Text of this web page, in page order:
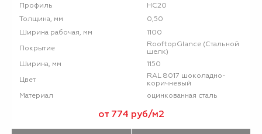
Профиль
НС20
Толщина, мм
0,50
Ширина рабочая, мм
1100
Покрытие
RooftopGlance (Стальной
шелк)
Ширина, мм
1150
Цвет
RAL 8017 шоколадно-
коричневый
Материал
оцинкованная сталь
от 774 руб/м2